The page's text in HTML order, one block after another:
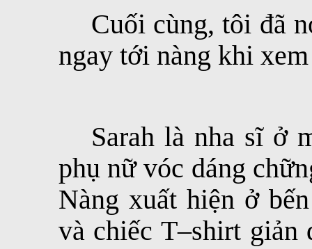
Cuối cùng, tôi đã
ngay tới nàng khi
Sarah là nha sĩ ở
phụ nữ vóc dáng
Nàng xuất hiện ở
và chiếc T–shirt giản